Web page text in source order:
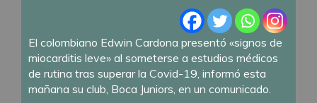
El colombiano Edwin Cardona presentó «signos de
miocarditis leve» al someterse a estudios médicos
de rutina tras superar la Covid-19, informó esta
mañana su club, Boca Juniors, en un comunicado.